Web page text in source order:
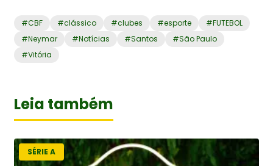
#CBF #clássico #clubes #esporte #FUTEBOL
#Neymar #Notícias #Santos #São Paulo
#Vitória
Leia também
SÉRIE A